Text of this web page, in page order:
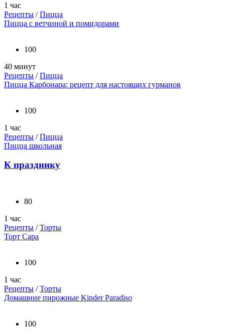
1 час
Рецепты /Пицца
Пицца с ветчиной и помидорами
100
40 минут
Рецепты /Пицца
Пицца Карбонара: рецепт для настоящих гурманов
100
1 час
Рецепты /Пицца
Пицца школьная
К празднику
80
1 час
Рецепты /Торты
Торт Сара
100
1 час
Рецепты /Торты
Домашние пирожные Kinder Paradiso
100